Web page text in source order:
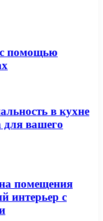
помощью
в кухне
для вашего
помещения
интерьер с